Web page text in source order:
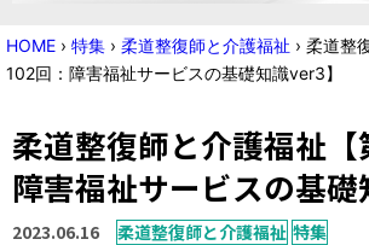
ニュース
国家試験対策
学会・セミナー情報
HOME › 特集 › 柔道整復師と介護福祉 › 柔道整
102回：障害福祉サービスの基礎知識ver3】
柔道整復師と介護福祉【
障害福祉サービスの基礎
2023.06.16 柔道整復師と介護福祉 特集